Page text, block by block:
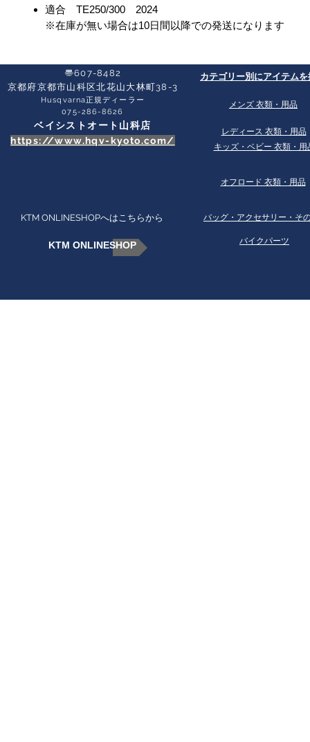
適合 TE250/300 2024
※在庫が無い場合は10日間以降での発送になります
〠607-8482
京都府京都市山科区北花山大林町38-3​
Husqvarna正規ディーラー
​075-286-8626
ベイシストオート山科店
https://www.hqv-kyoto.com/
カテゴリー別にアイテムを
​メンズ 衣類・用品
​レディース 衣類・用品
キッズ・ベビー 衣類・用
オフロード 衣類・用品
KTM ONLINESHOPへはこちらから
KTM ONLINESHOP
バッグ・アクセサリー・そ
バイクパーツ